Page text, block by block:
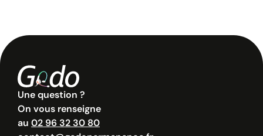
Une question ?
On vous renseigne
au 02 96 32 30 80